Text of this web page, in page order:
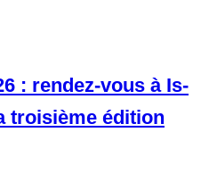
: rendez-vous à Is-
troisième édition